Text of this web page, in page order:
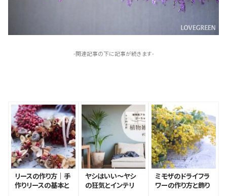
-関連記事の下に記事が続きます-
リースの作り方｜手
作りリースの基本と
ヤシはいい〜ヤシ
の狂気とインテリ
ミモザのドライフラ
ワーの作り方と飾り